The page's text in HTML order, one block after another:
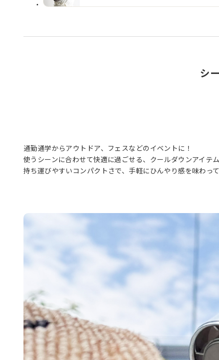
シ
通勤通学からアウトドア、フェスなどのイベントに！
使うシーンに合わせて快適に過ごせる、クールダウンアイテ
持ち運びやすいコンパクトさで、手軽にひんやり感を味わっ